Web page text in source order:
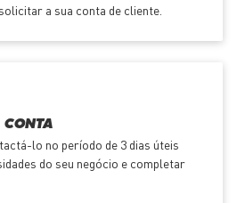
a sua conta de cliente.
CONTA
lo no período de 3 dias úteis
do seu negócio e completar